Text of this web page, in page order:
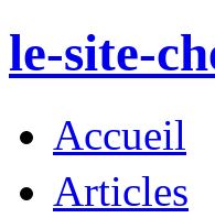
le-site-
Accueil
Articles